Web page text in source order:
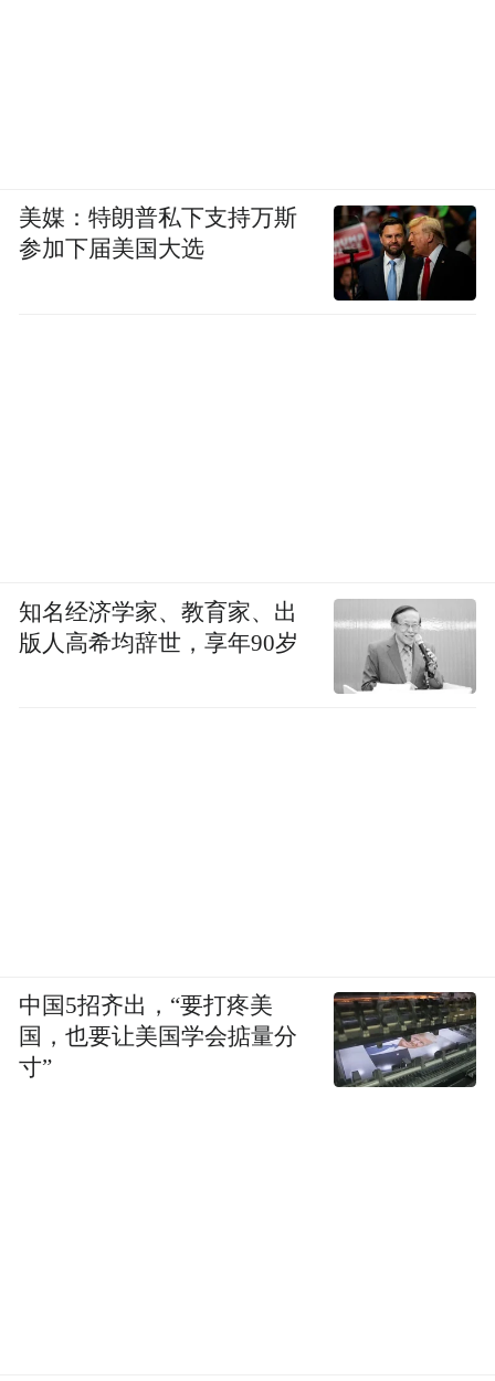
美媒：特朗普私下支持万斯
参加下届美国大选
知名经济学家、教育家、出
版人高希均辞世，享年90岁
中国5招齐出，“要打疼美
国，也要让美国学会掂量分
寸”